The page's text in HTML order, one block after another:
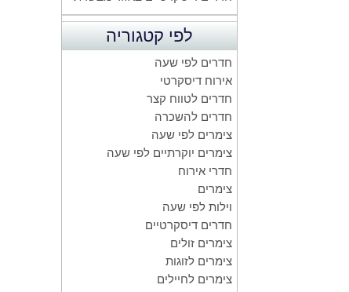
לפי קטגוריה
חדרים לפי שעה
אירוח דיסקרטי
חדרים לטווח קצר
חדרים להשכרה
צימרים לפי שעה
צימרים יוקרתיים לפי שעה
חדרי אירוח
צימרים
וילות לפי שעה
חדרים דיסקרטיים
צימרים זולים
צימרים לזוגות
צימרים לחיילים